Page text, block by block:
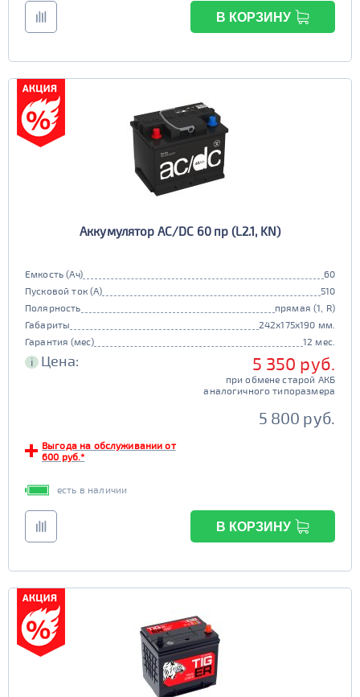
В КОРЗИНУ
Аккумулятор AC/DC 60 пр (L2.1, KN)
Емкость (Ач)
60
Пусковой ток (А)
510
Полярность
прямая (1, R)
Габариты
242x175x190 мм.
Гарантия (мес)
12 мес.
i Цена: 5 350 руб.
при обмене старой АКБ
аналогичного типоразмера
5 800 руб.
Выгода на обслуживании от
600 руб.*
есть в наличии
В КОРЗИНУ